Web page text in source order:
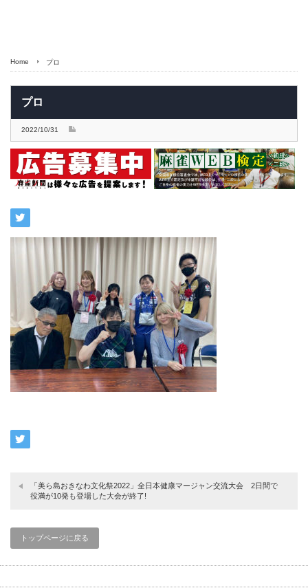
Home プロ
プロ
2022/10/31
「美ら島おきなわ文化祭2022」全日本健康マージャン交流大会 2日間で
役満が10発も登場した大会が終了!
トップページに戻る